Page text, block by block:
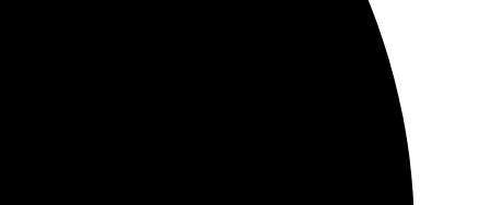
в интернет.
недорого и без лишних хлопот. Будь то
мы всегда гарантируем индивидуальный
и профессиональный подход к печати